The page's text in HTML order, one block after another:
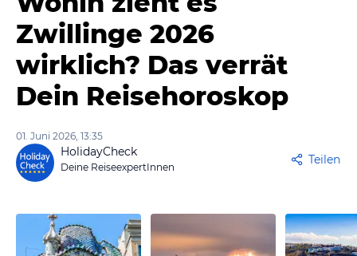
Zwillinge 2026
wirklich? Das verrät
Dein Reisehoroskop
01. Juni 2026, 13:35
HolidayCheck
Deine ReiseexpertInnen
Teilen